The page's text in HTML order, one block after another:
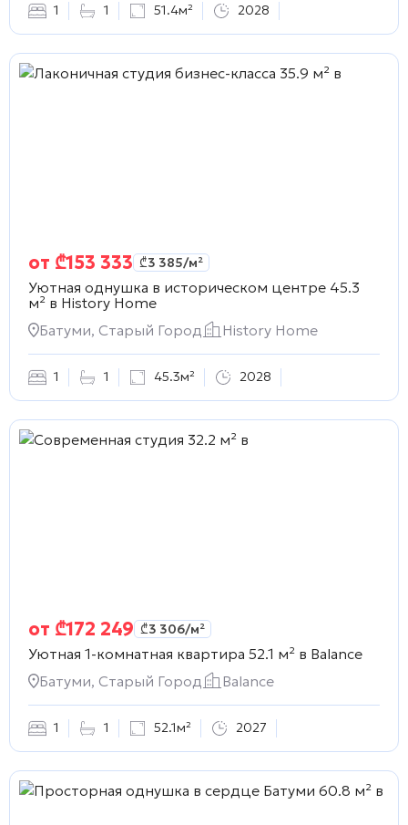
1 1 51.4м² 2028
от ₾153 333 ₾3 385/м²
Уютная однушка в историческом центре 45.3
м² в History Home
Батуми, Старый Город
History Home
1 1 45.3м² 2028
от ₾172 249 ₾3 306/м²
Уютная 1-комнатная квартира 52.1 м² в Balance
Батуми, Старый Город
Balance
1 1 52.1м² 2027